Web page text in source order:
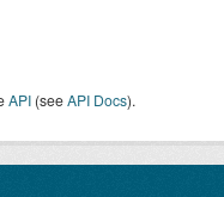
API (seeAPI Docs).